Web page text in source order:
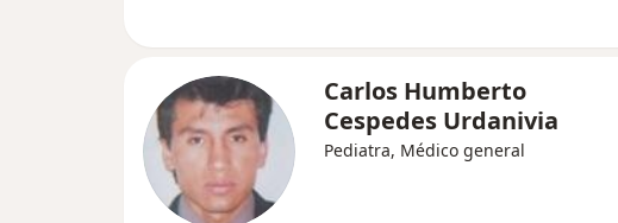
Carlos Humberto
Cespedes Urdanivia
Pediatra, Médico general